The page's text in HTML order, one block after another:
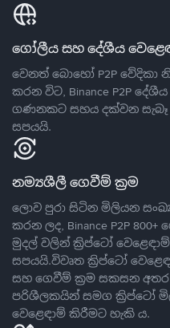
ගෝලීය සහ දේශීය
වෙනත් බොහෝ P2P
කරන විට, Binance P2P
ගණනකට සහය දක්වන
සපයයි.
නම්‍යශීලී ගෙවීම් ක්‍රම
ලොව පුරා සිටින මිලියන
කරන ලද, Binance P2P
මුදල් වලින් ක්‍රිප්ටෝ
සපයයි.විවෘත ක්‍රිප්ටෝ
සහ ගෙවීම් ක්‍රම සකසන
පරිශීලකයින් සමග ක්‍රිප්ටෝ
වෙළෙඳාම් කිරීමට හැකි ය.